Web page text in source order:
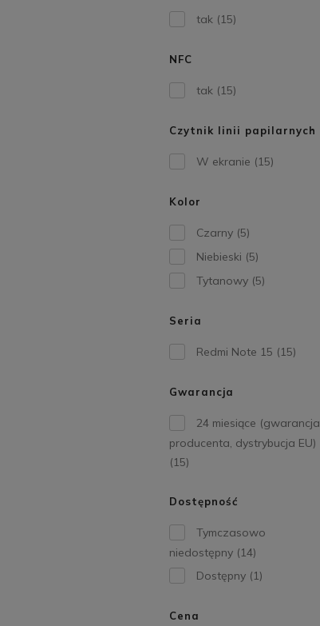
tak (15)
NFC
tak (15)
Czytnik linii papilarnych
W ekranie (15)
Kolor
Czarny (5)
Niebieski (5)
Tytanowy (5)
Seria
Redmi Note 15 (15)
Gwarancja
24 miesiące (gwarancja
producenta, dystrybucja EU)
(15)
Dostępność
Tymczasowo
niedostępny (14)
Dostępny (1)
Cena